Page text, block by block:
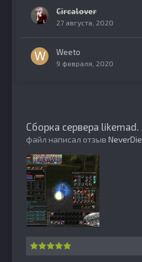
Circalover
27 августа, 2020
Weeto
9 февраля, 2020
Сборка сервера likemad.
файл написал отзыв NeverDie